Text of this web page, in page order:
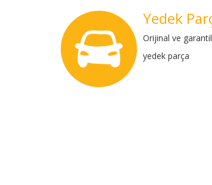
Yedek
Orijinal ve
yedek parça